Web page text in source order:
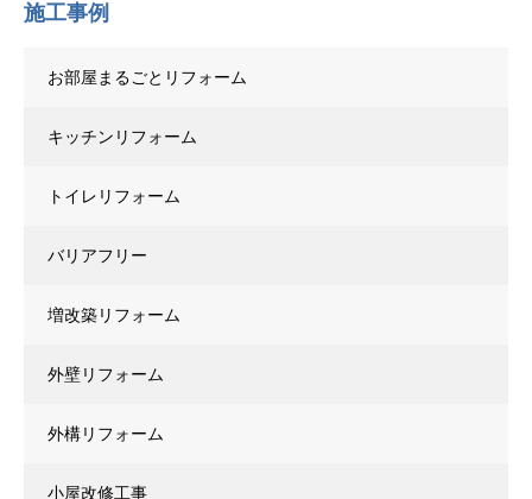
施工事例
お部屋まるごとリフォーム
キッチンリフォーム
トイレリフォーム
バリアフリー
増改築リフォーム
外壁リフォーム
外構リフォーム
小屋改修工事